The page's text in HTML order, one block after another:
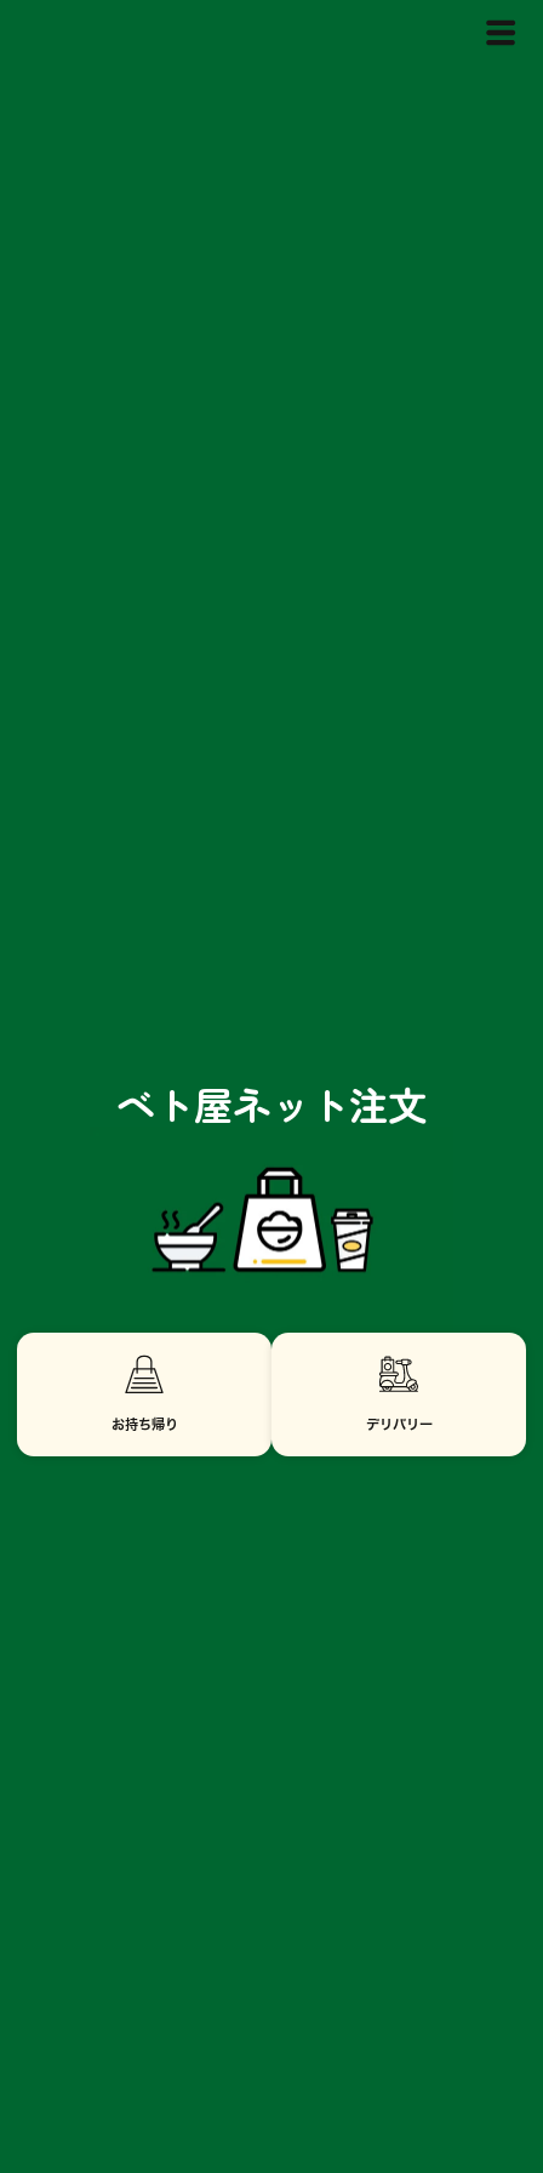
ベト屋ネット注文
お持ち帰り デリバリー